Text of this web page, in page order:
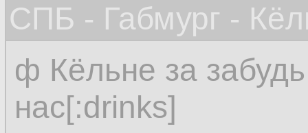
СПБ - Габмург -
ф Кёльне за
нас[:drinks]